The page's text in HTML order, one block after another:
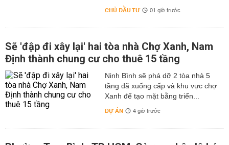
CHỦ ĐẦU TƯ 01 giờ trước
Sẽ 'đập đi xây lại' hai tòa nhà Chợ Xanh, Nam
Định thành chung cư cho thuê 15 tầng
Ninh Bình sẽ phá dỡ 2 tòa nhà 5
tầng đã xuống cấp và khu vực chợ
Xanh để tạo mặt bằng triển...
DỰ ÁN 4 giờ trước